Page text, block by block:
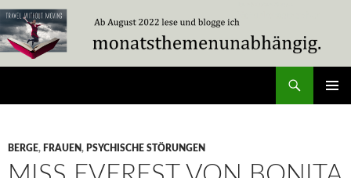
Zum
Inhalt
springen
BERGE, FRAUEN, PSYCHISCHE STÖRUNGEN